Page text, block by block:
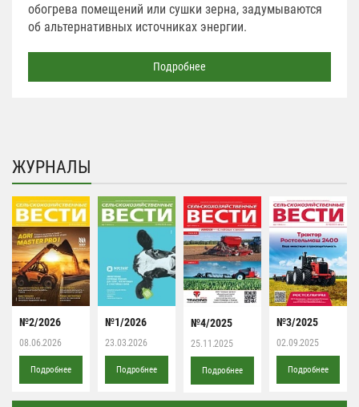
обогрева помещений или сушки зерна, задумываются
об альтернативных источниках энергии.
Подробнее
ЖУРНАЛЫ
№2/2026
08.06.2026
Подробнее
№1/2026
23.03.2026
Подробнее
№4/2025
25.11.2025
Подробнее
№3/2025
02.09.2025
Подробнее